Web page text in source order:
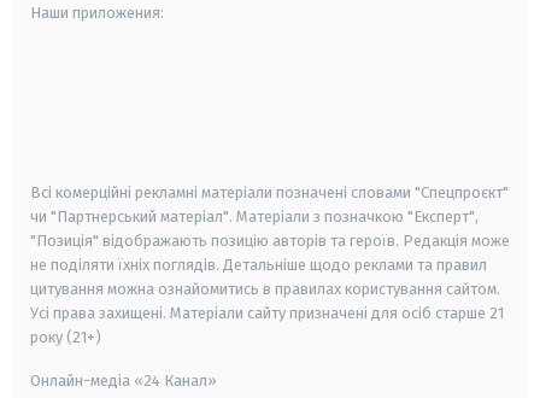
Наши приложения:
Всі комерційні рекламні матеріали позначені словами "Спецпроєкт"
чи "Партнерський матеріал". Матеріали з позначкою "Експерт",
"Позиція" відображають позицію авторів та героїв. Редакція може
не поділяти їхніх поглядів. Детальніше щодо реклами та правил
цитування можна ознайомитись в правилах користування сайтом.
Усі права захищені. Матеріали сайту призначені для осіб старше 21
року (21+)
Онлайн-медіа «24 Канал»